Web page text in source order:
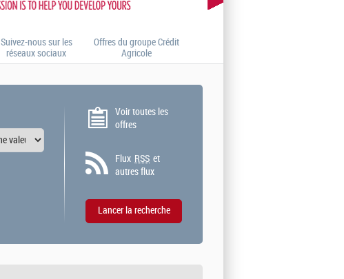
Suivez-nous sur les
réseaux sociaux
Offres du groupe Crédit
Agricole
Voir toutes les
offres
Flux RSS et
autres flux